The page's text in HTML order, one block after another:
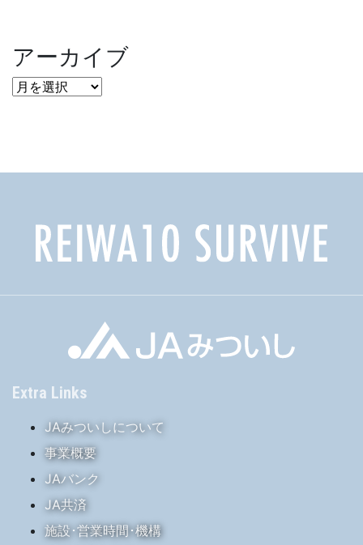
アーカイブ
ア
Extra Links
JAみついしについて
事業概要
JAバンク
JA共済
施設･営業時間･機構